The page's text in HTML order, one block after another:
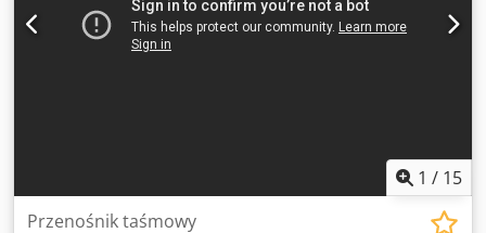
1 / 15
Przenośnik taśmowy